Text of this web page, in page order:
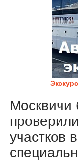
Москвичи
участков